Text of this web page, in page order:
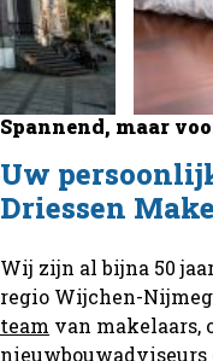
Spannend, maar
Uw
Driessen
Wij zijn al bijna 50
regio Wijchen-
team van makelaars,